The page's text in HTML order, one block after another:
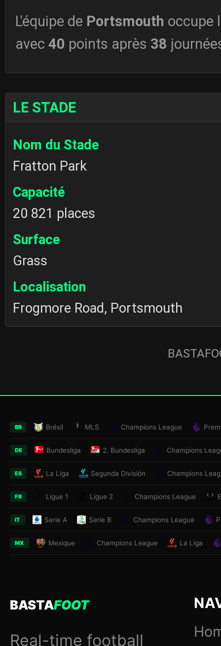
L'équipe de Portsmouth occupe
avec 40 points après 38
LE STADE
Nom du Stade
Fratton Park
Capacité
20 821 places
Surface
Grass
Localisation
Frogmore Road, Portsmouth
BR Brésil MLS Champions League
DE Bundesliga 2. Bundesliga Champions
ES La Liga Segunda División Champions
FR Ligue 1 Ligue 2 Champions League
IT Serie A Serie B Champions League
MX Mexique Champions League La Liga
BASTAFOOT
Real-time football